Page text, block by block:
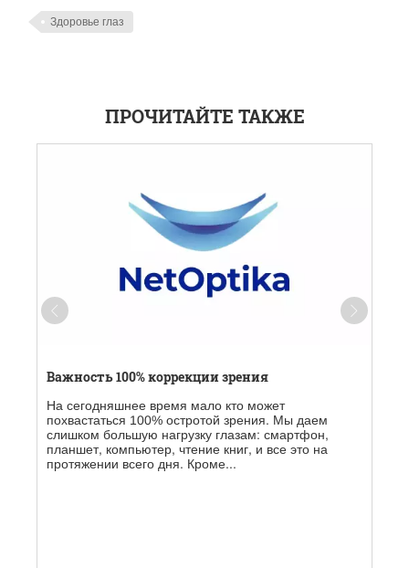
Здоровье глаз
ПРОЧИТАЙТЕ ТАКЖЕ
Важность 100% коррекции зрения
На сегодняшнее время мало кто может
похвастаться 100% остротой зрения. Мы даем
слишком большую нагрузку глазам: смартфон,
планшет, компьютер, чтение книг, и все это на
протяжении всего дня. Кроме...